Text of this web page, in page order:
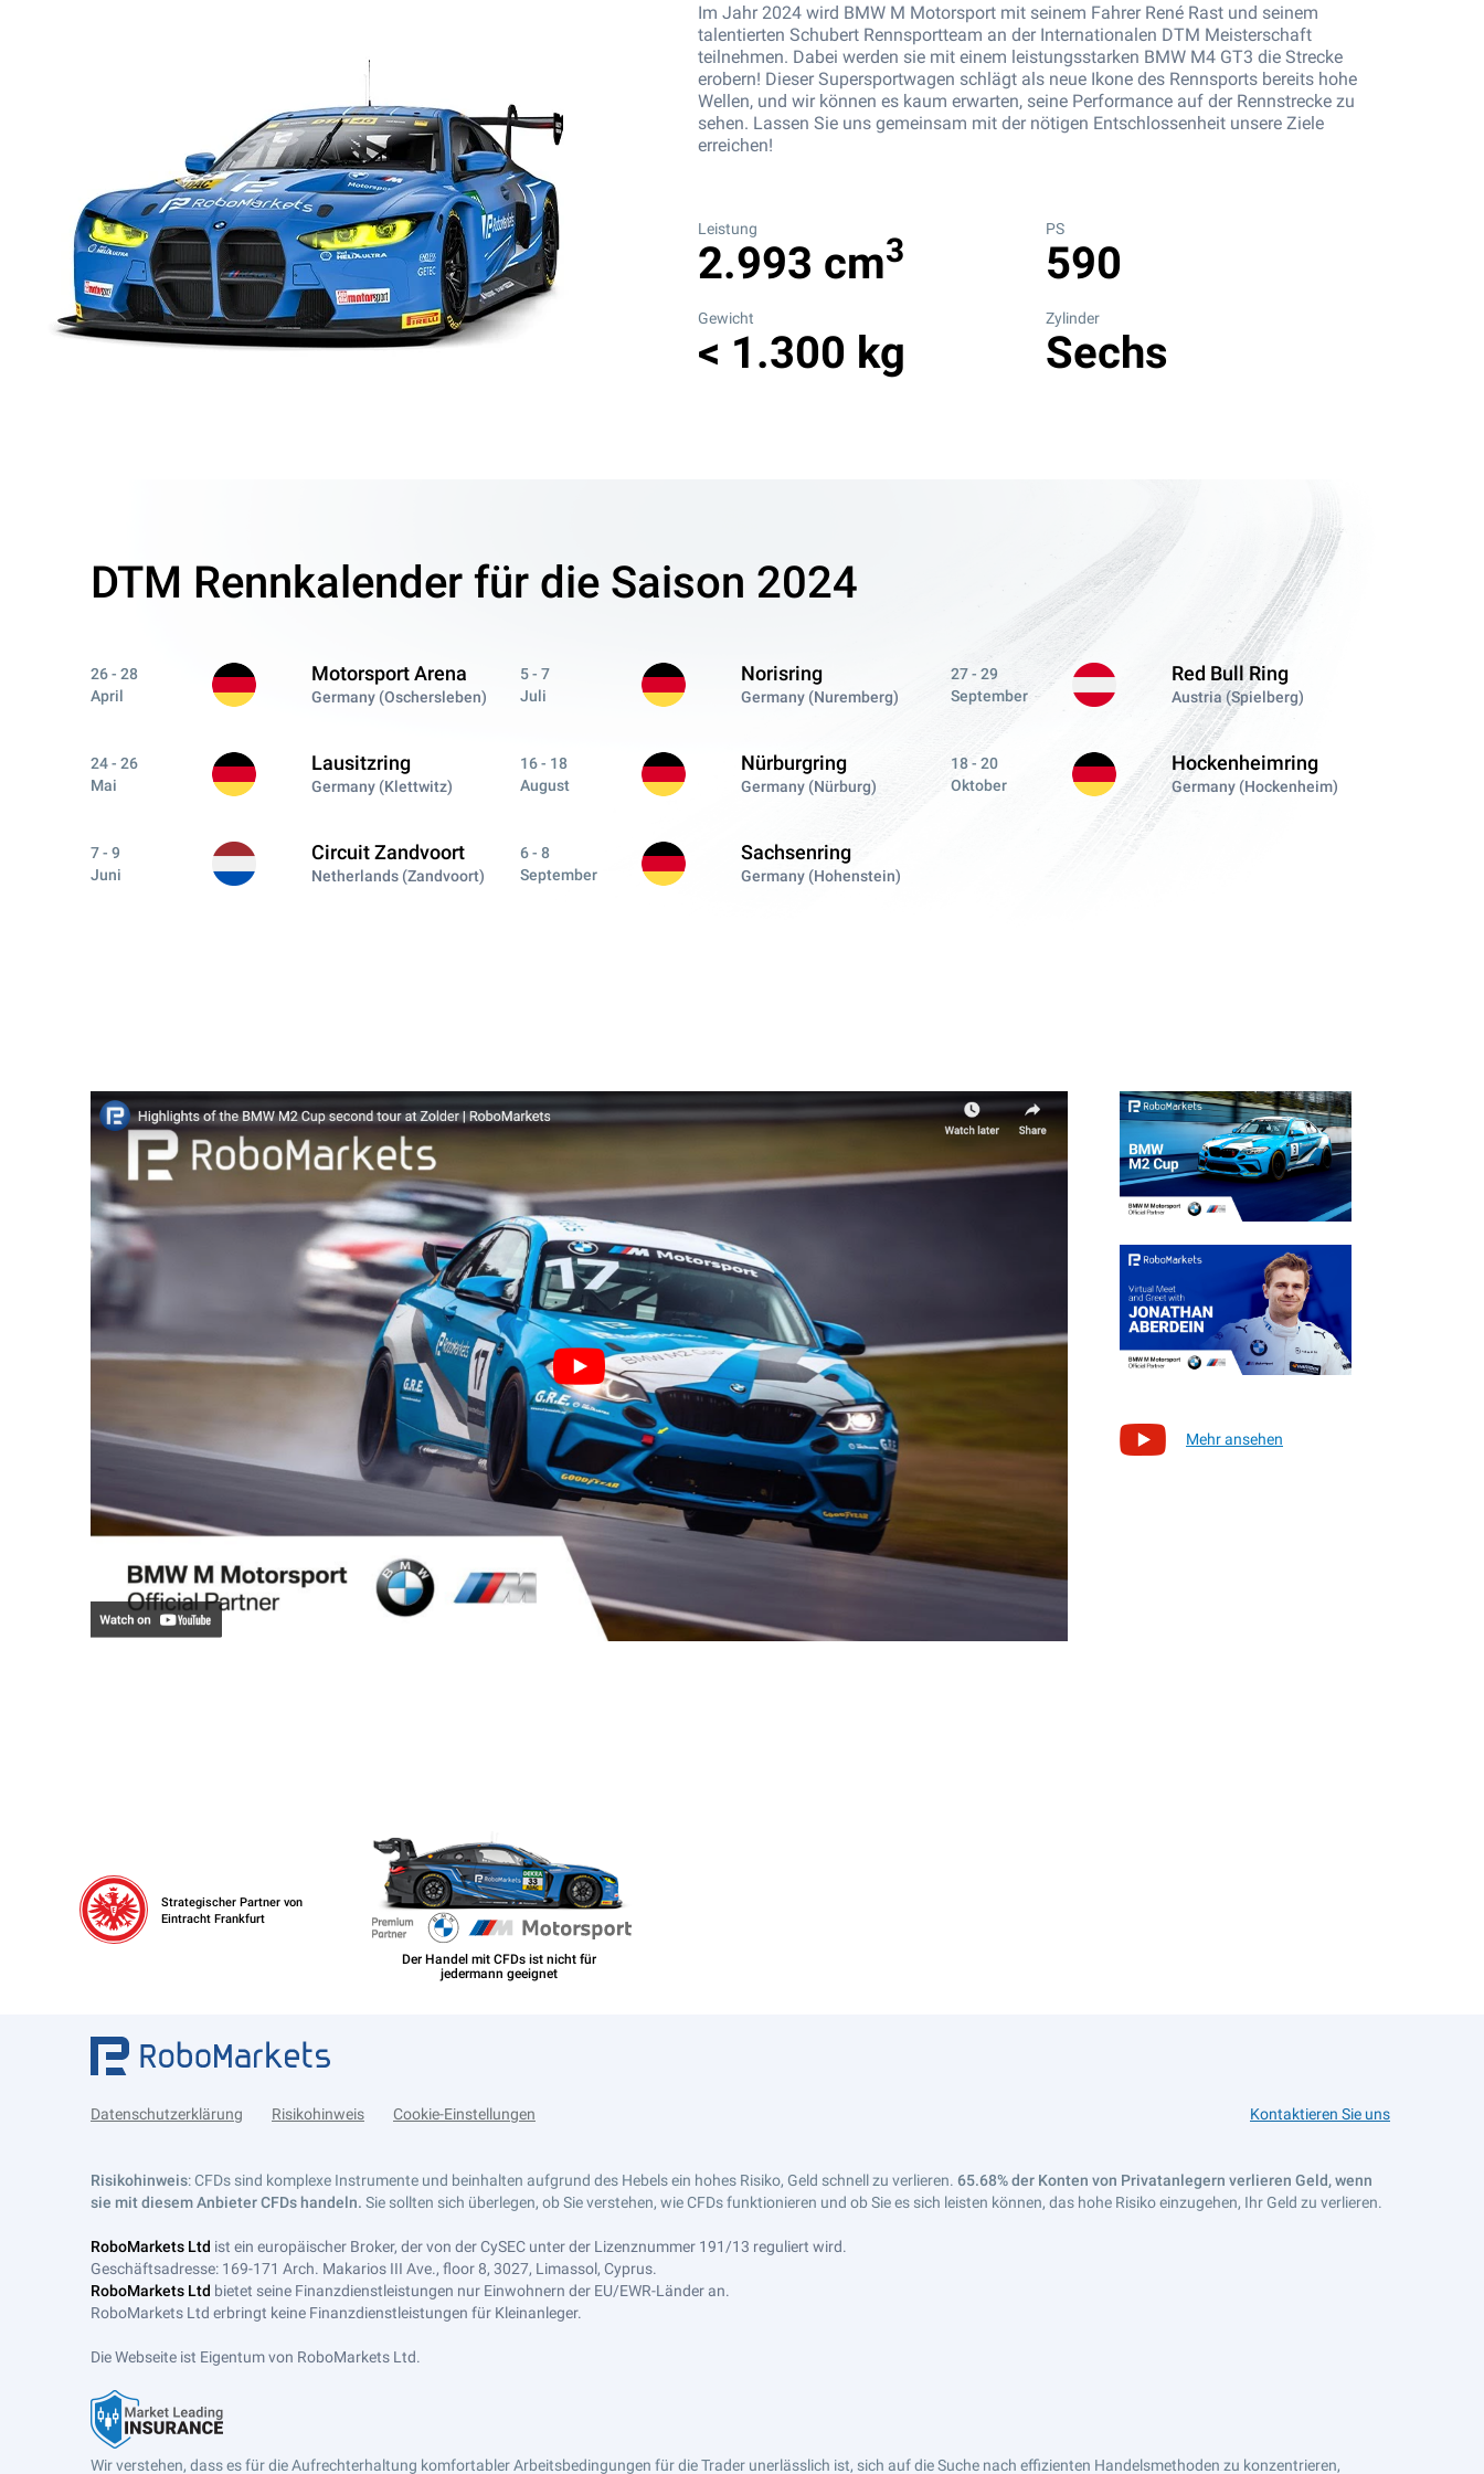
Im Jahr 2024 wird BMW M Motorsport mit seinem Fahrer René Rast und seinem
talentierten Schubert Rennsportteam an der Internationalen DTM Meisterschaft
teilnehmen. Dabei werden sie mit einem leistungsstarken BMW M4 GT3 die Strecke
erobern! Dieser Supersportwagen schlägt als neue Ikone des Rennsports bereits hohe
Wellen, und wir können es kaum erwarten, seine Performance auf der Rennstrecke zu
sehen. Lassen Sie uns gemeinsam mit der nötigen Entschlossenheit unsere Ziele
erreichen!
Leistung
2.993 cm3
PS
590
Gewicht
< 1.300 kg
Zylinder
Sechs
DTM Rennkalender für die Saison 2024
26 - 28
April
Motorsport Arena
Germany (Oschersleben)
24 - 26
Mai
Lausitzring
Germany (Klettwitz)
7 - 9
Juni
Circuit Zandvoort
Netherlands (Zandvoort)
5 - 7
Juli
Norisring
Germany (Nuremberg)
16 - 18
August
Nürburgring
Germany (Nürburg)
6 - 8
September
Sachsenring
Germany (Hohenstein)
27 - 29
September
Red Bull Ring
Austria (Spielberg)
18 - 20
Oktober
Hockenheimring
Germany (Hockenheim)
Mehr ansehen
Strategischer Partner von
Eintracht Frankfurt
Datenschutzerklärung Risikohinweis Cookie-Einstellungen Kontaktieren Sie uns
Risikohinweis: CFDs sind komplexe Instrumente und beinhalten aufgrund des Hebels ein hohes Risiko, Geld schnell zu verlieren. 65.68% der Konten von Privatanlegern verlieren Geld, wenn
sie mit diesem Anbieter CFDs handeln. Sie sollten sich überlegen, ob Sie verstehen, wie CFDs funktionieren und ob Sie es sich leisten können, das hohe Risiko einzugehen, Ihr Geld zu verlieren.
RoboMarkets Ltd ist ein europäischer Broker, der von der CySEC unter der Lizenznummer 191/13 reguliert wird.
Geschäftsadresse: 169-171 Arch. Makarios III Ave., floor 8, 3027, Limassol, Cyprus.
RoboMarkets Ltd bietet seine Finanzdienstleistungen nur Einwohnern der EU/EWR-Länder an.
RoboMarkets Ltd erbringt keine Finanzdienstleistungen für Kleinanleger.
Die Webseite ist Eigentum von RoboMarkets Ltd.
Wir verstehen, dass es für die Aufrechterhaltung komfortabler Arbeitsbedingungen für die Trader unerlässlich ist, sich auf die Suche nach effizienten Handelsmethoden zu konzentrieren,